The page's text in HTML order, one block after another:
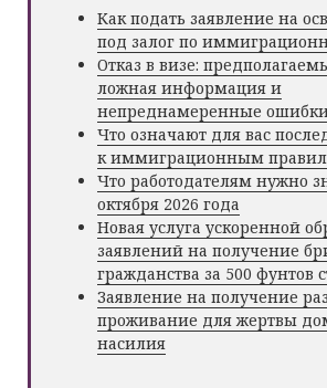
Как подать заявление на
под залог по
Отказ в визе:
ложная информация и
непреднамеренные
Что означают для вас
к иммиграционным
Что работодателям нужно
октября 2026 года
Новая услуга ускоренной
заявлений на получение
гражданства за 500 фунтов
Заявление на получение
проживание для жертвы
насилия